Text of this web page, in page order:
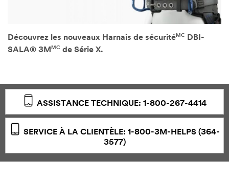
Découvrez les nouveaux Harnais de sécuritéMC DBI-
SALA® 3MMC de Série X.
ASSISTANCE TECHNIQUE: 1-800-267-4414
SERVICE À LA CLIENTÈLE: 1-800-3M-HELPS (364-
3577)